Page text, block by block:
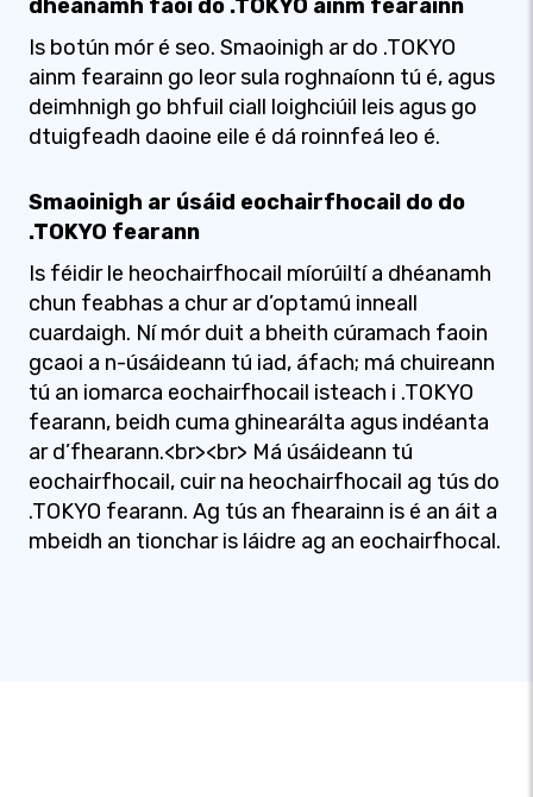
dhéanamh faoi do .TOKYO ainm fearainn
Is botún mór é seo. Smaoinigh ar do .TOKYO
ainm fearainn go leor sula roghnaíonn tú é, agus
deimhnigh go bhfuil ciall loighciúil leis agus go
dtuigfeadh daoine eile é dá roinnfeá leo é.
Smaoinigh ar úsáid eochairfhocail do do
.TOKYO fearann
Is féidir le heochairfhocail míorúiltí a dhéanamh
chun feabhas a chur ar d’optamú inneall
cuardaigh. Ní mór duit a bheith cúramach faoin
gcaoi a n-úsáideann tú iad, áfach; má chuireann
tú an iomarca eochairfhocail isteach i .TOKYO
fearann, beidh cuma ghinearálta agus indéanta
ar d’fhearann.<br><br> Má úsáideann tú
eochairfhocail, cuir na heochairfhocail ag tús do
.TOKYO fearann. Ag tús an fhearainn is é an áit a
mbeidh an tionchar is láidre ag an eochairfhocal.